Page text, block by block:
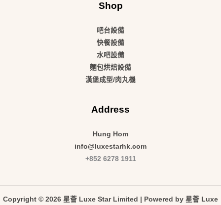
Shop
吧台設備
快餐設備
水吧設備
麵包烘焙設備
漢堡成型/肉丸機
Address
Hung Hom
info@luxestarhk.com
+852 6278 1911
Copyright © 2026 星薈 Luxe Star Limited | Powered by 星薈 Luxe